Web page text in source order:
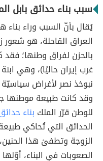
سبب بناء حدائق بابل
يُقال بأنّ السبب وراء
العراق القاحلة، هو شعور
بالحزن لفراق وطنها؛
غرب إيران حاليًا)، وهي
نبوخذ نصر لأغراض
وقد كانت طبيعة موطنها
للوطن قرّر الملك بناء
الحدائق التي تُحاكي
الزوجة وتطفئ هذا
الصعوبات في البناء،